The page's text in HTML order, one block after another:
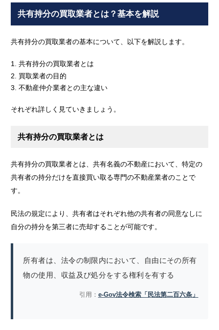
共有持分の買取業者とは？基本を解説
共有持分の買取業者の基本について、以下を解説します。
共有持分の買取業者とは
買取業者の目的
不動産仲介業者との主な違い
それぞれ詳しく見ていきましょう。
共有持分の買取業者とは
共有持分の買取業者とは、共有名義の不動産において、特定の
共有者の持分だけを直接買い取る専門の不動産業者のことで
す。
民法の規定により、共有者はそれぞれ他の共有者の同意なしに
自分の持分を第三者に売却することが可能です。
所有者は、法令の制限内において、自由にその所有
物の使用、収益及び処分をする権利を有する
引用： e-Gov法令検索「民法第二百六条」